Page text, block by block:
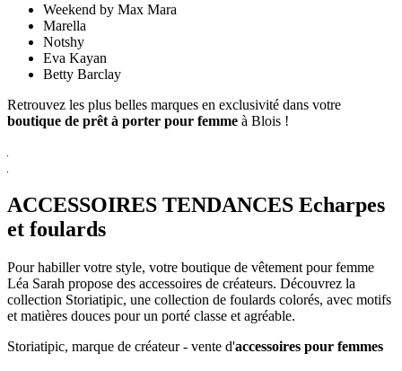
Weekend by Max Mara
Marella
Notshy
Eva Kayan
Betty Barclay
Retrouvez les plus belles marques en exclusivité dans votre
boutique de prêt à porter pour femme à Blois !
ACCESSOIRES TENDANCES Echarpes
et foulards
Pour habiller votre style, votre boutique de vêtement pour femme
Léa Sarah propose des accessoires de créateurs. Découvrez la
collection Storiatipic, une collection de foulards colorés, avec motifs
et matières douces pour un porté classe et agréable.
Storiatipic, marque de créateur - vente d'accessoires pour femmes